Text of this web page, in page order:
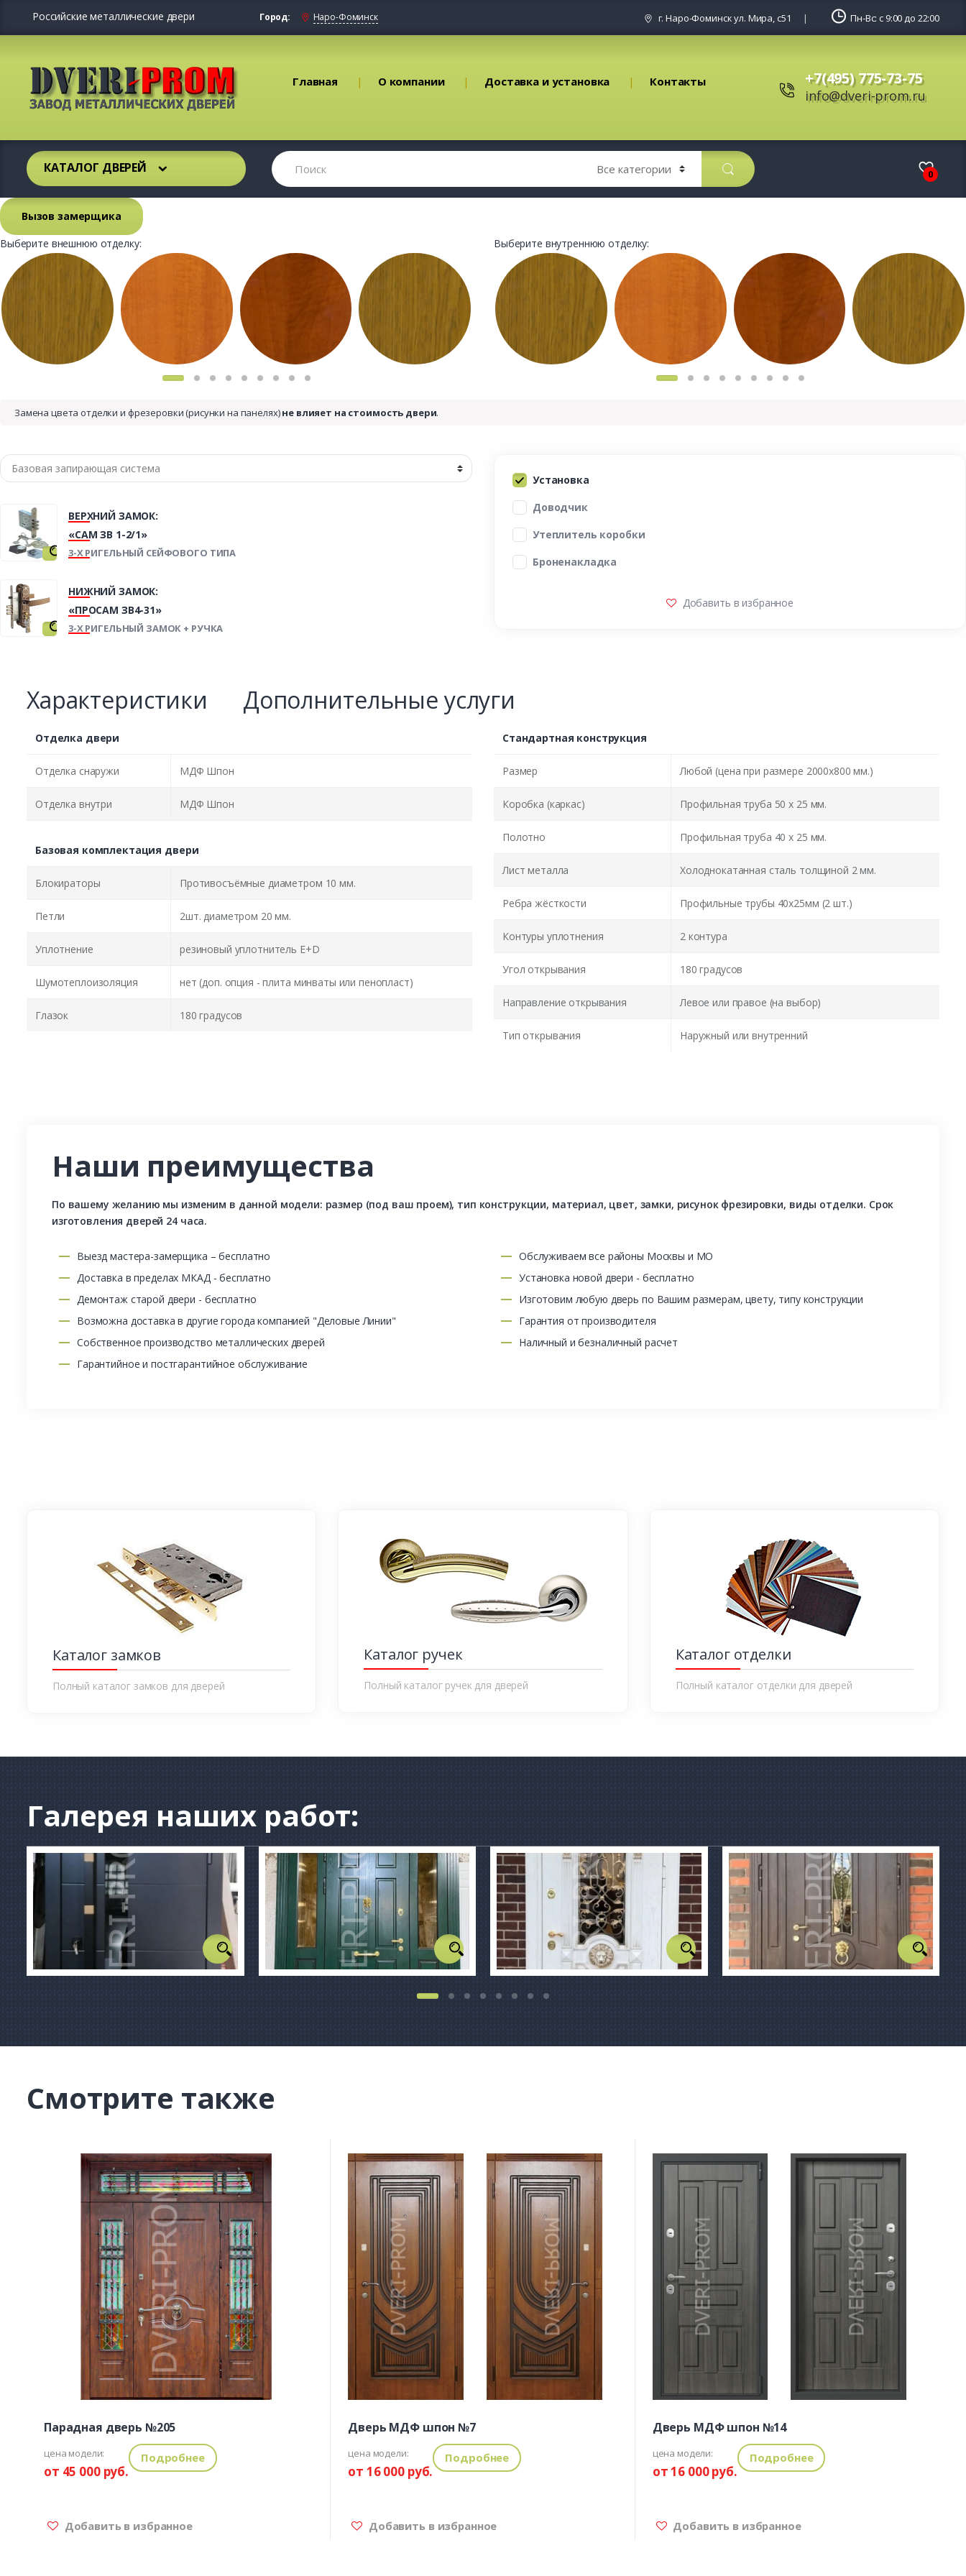
Российские металлические двери Город: Наро-Фоминск г. Наро-Фоминск ул. Мира, с51 Пн-Вс: с 9:00 до 22:00
Главная О компании Доставка и установка Контакты +7(495) 775-73-75
info@dveri-prom.ru
КАТАЛОГ ДВЕРЕЙ 0
Вызов замерщика
Выберите внешнюю отделку:
Выберите внутреннюю отделку:
Замена цвета отделки и фрезеровки (рисунки на панелях)не влияет на стоимость двери.
ВЕРХНИЙ ЗАМОК:
«САМ ЗВ 1-2/1»
3-Х РИГЕЛЬНЫЙ СЕЙФОВОГО ТИПА
НИЖНИЙ ЗАМОК:
«ПРОСАМ ЗВ4-31»
3-Х РИГЕЛЬНЫЙ ЗАМОК + РУЧКА
Установка
Доводчик
Утеплитель коробки
Броненакладка
Добавить в избранное
Характеристики Дополнительные услуги
Отделка двери
Отделка снаружи МДФ Шпон
Отделка внутри МДФ Шпон
Базовая комплектация двери
Блокираторы Противосъёмные диаметром 10 мм.
Петли 2шт. диаметром 20 мм.
Уплотнение резиновый уплотнитель E+D
Шумотеплоизоляция нет (доп. опция - плита минваты или пенопласт)
Глазок 180 градусов
Стандартная конструкция
Размер Любой (цена при размере 2000x800 мм.)
Коробка (каркас) Профильная труба 50 х 25 мм.
Полотно Профильная труба 40 х 25 мм.
Лист металла Холоднокатанная сталь толщиной 2 мм.
Ребра жёсткости Профильные трубы 40х25мм (2 шт.)
Контуры уплотнения 2 контура
Угол открывания 180 градусов
Направление открывания Левое или правое (на выбор)
Тип открывания Наружный или внутренний
Наши преимущества
По вашему желанию мы изменим в данной модели: размер (под ваш проем), тип конструкции, материал, цвет, замки, рисунок фрезировки, виды отделки. Срок
изготовления дверей 24 часа.
Выезд мастера-замерщика – бесплатно
Доставка в пределах МКАД - бесплатно
Демонтаж старой двери - бесплатно
Возможна доставка в другие города компанией "Деловые Линии"
Собственное производство металлических дверей
Гарантийное и постгарантийное обслуживание
Обслуживаем все районы Москвы и МО
Установка новой двери - бесплатно
Изготовим любую дверь по Вашим размерам, цвету, типу конструкции
Гарантия от производителя
Наличный и безналичный расчет
Каталог замков
Полный каталог замков для дверей
Каталог ручек
Полный каталог ручек для дверей
Каталог отделки
Полный каталог отделки для дверей
Галерея наших работ:
Смотрите также
Парадная дверь №205
цена модели:
от 45 000 руб.
Подробнее
Добавить в избранное
Дверь МДФ шпон №7
цена модели:
от 16 000 руб.
Подробнее
Добавить в избранное
Дверь МДФ шпон №14
цена модели:
от 16 000 руб.
Подробнее
Добавить в избранное